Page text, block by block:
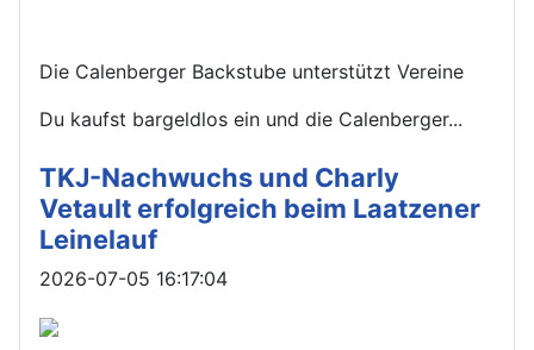
Die Calenberger Backstube unterstützt Vereine
Du kaufst bargeldlos ein und die Calenberger...
TKJ-Nachwuchs und Charly
Vetault erfolgreich beim Laatzener
Leinelauf
Details
2026-07-05 16:17:04